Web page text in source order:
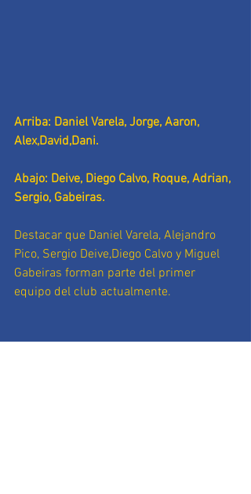
Arriba: Daniel Varela, Jorge, Aaron,
Alex,David,Dani.
Abajo: Deive, Diego Calvo, Roque, Adrian,
Sergio, Gabeiras.
Destacar que Daniel Varela, Alejandro
Pico, Sergio Deive,Diego Calvo y Miguel
Gabeiras forman parte del primer
equipo del club actualmente.